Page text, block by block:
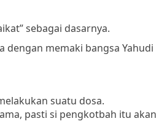
sebagai dasarnya.
dengan memaki bangsa Yahudi
suatu dosa.
pasti si pengkotbah itu akan